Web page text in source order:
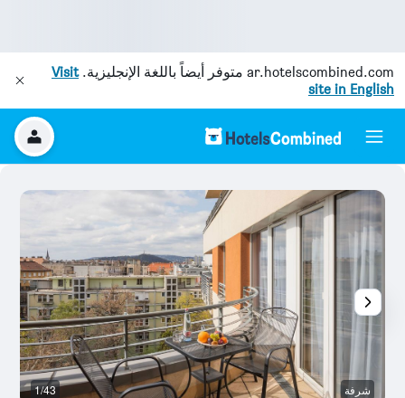
ar.hotelscombined.com متوفر أيضاً باللغة الإنجليزية.Visit
site in English
شرفة 1/43